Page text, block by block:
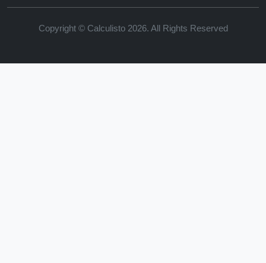
Copyright © Calculisto 2026. All Rights Reserved